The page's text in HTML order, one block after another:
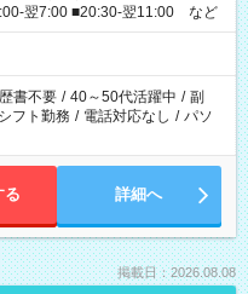
翌7:00 ■20:30-翌11:00 など
書不要 / 40～50代活躍中 / 副
シフト勤務 / 電話対応なし / パソ
る 詳細へ
掲載日：2026.08.08